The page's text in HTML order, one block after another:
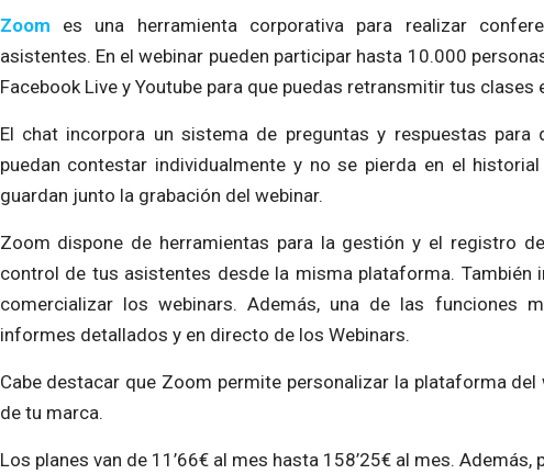
Zoom es una herramienta corporativa para realizar
asistentes. En el webinar pueden participar hasta 10.000
Facebook Live y Youtube para que puedas retransmitir tus clases
El chat incorpora un sistema de preguntas y respuestas
puedan contestar individualmente y no se pierda en el
guardan junto la grabación del webinar.
Zoom dispone de herramientas para la gestión y el registro
control de tus asistentes desde la misma plataforma. También
comercializar los webinars. Además, una de las funciones
informes detallados y en directo de los Webinars.
Cabe destacar que Zoom permite personalizar la plataforma
de tu marca.
Los planes van de 11’66€ al mes hasta 158’25€ al mes.